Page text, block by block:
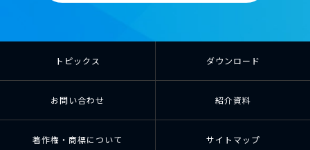
トピックス ダウンロード
お問い合わせ 紹介資料
著作権・商標について サイトマップ